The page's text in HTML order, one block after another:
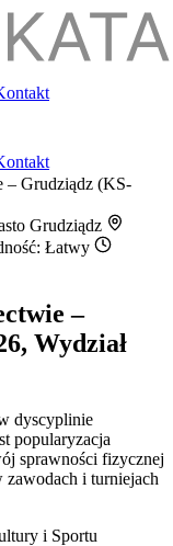
– Grudziądz (KS-
Grudziądz
Łatwy
–
Wydział
dyscyplinie
popularyzacja
sprawności fizycznej
zawodach i turniejach
i Sportu